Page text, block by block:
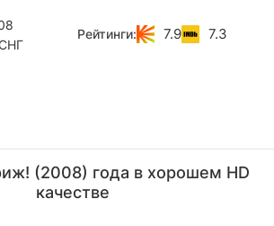
Рейтинги: 7.9 7.3
(парторг)
(2008) года в хорошем HD
качестве